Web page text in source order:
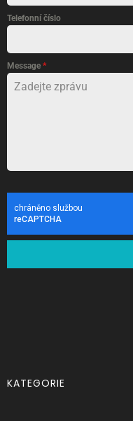
Telefonní číslo
Message *
KATEGORIE